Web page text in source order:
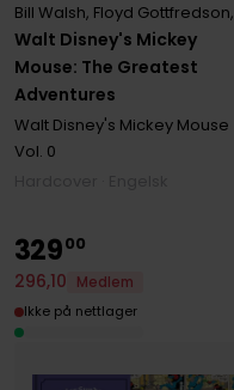
Walt Disney's Mickey
Mouse: The Greatest
Adventures
Bill Walsh, Floyd Gottfredson,
Walt Disney's Mickey Mouse
Vol. 0
32900
296,10
Medlem
Ikke på nettlager